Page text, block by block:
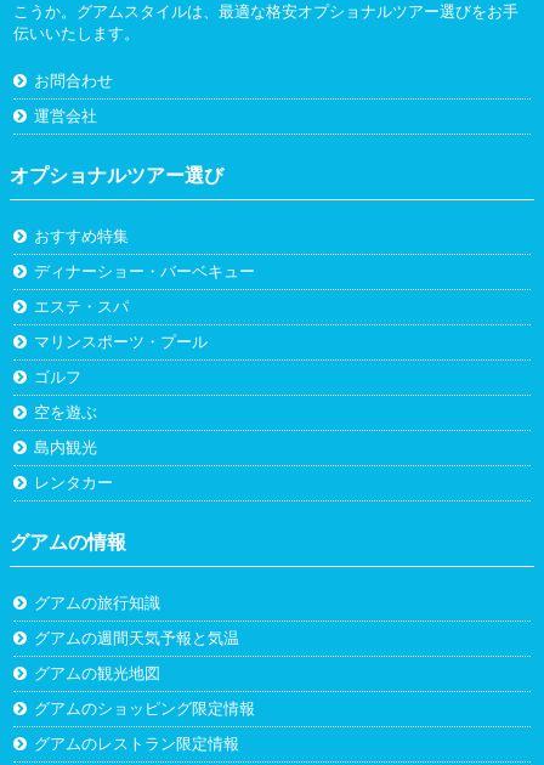
こうか。グアムスタイルは、最適な格安オプショナルツアー選びをお手
伝いいたします。
お問合わせ
運営会社
オプショナルツアー選び
おすすめ特集
ディナーショー・バーベキュー
エステ・スパ
マリンスポーツ・プール
ゴルフ
空を遊ぶ
島内観光
レンタカー
グアムの情報
グアムの旅行知識
グアムの週間天気予報と気温
グアムの観光地図
グアムのショッピング限定情報
グアムのレストラン限定情報